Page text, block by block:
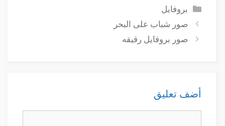
التصنيفات
بروفايل
صور شباب على البحر
صور بروفايل رقيقه
أضف تعليق